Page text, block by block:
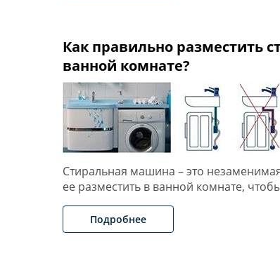
Как правильно разместить
ванной комнате?
Стиральная машина – это
ее разместить в ванной комнате,
Подробнее